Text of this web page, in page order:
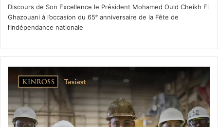
Discours de Son Excellence le Président Mohamed Ould Cheikh El
Ghazouani à l’occasion du 65ᵉ anniversaire de la Fête de
l’Indépendance nationale